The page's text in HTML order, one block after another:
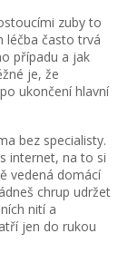
zuby to
léčba často trvá
případu a jak
je, že
ukončení hlavní
bez specialisty.
internet, na to si
vedená domácí
chrup udržet
nití a
jen do rukou